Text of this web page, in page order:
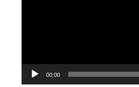
00:00